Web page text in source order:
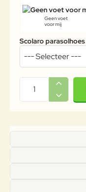
Geen voet
voor mij
Scolaro parasolhoes